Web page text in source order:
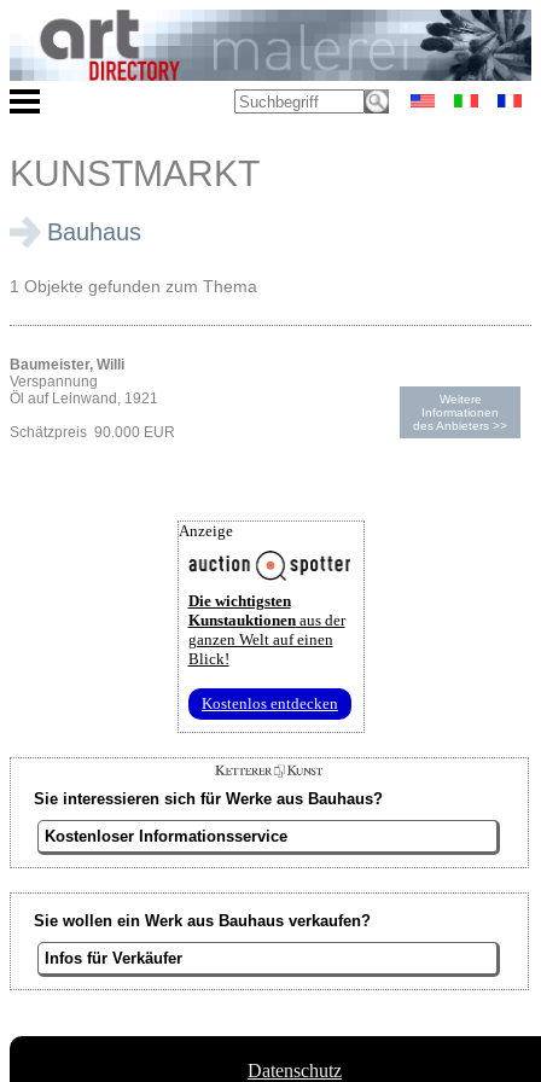
KUNSTMARKT
Bauhaus
1 Objekte gefunden zum Thema
Baumeister, Willi
Verspannung
Öl auf Leinwand, 1921
Schätzpreis 90.000 EUR
Weitere
Informationen
des Anbieters >>
Anzeige
Die wichtigsten
Kunstauktionenaus der
ganzen Welt auf einen
Blick!
Kostenlos entdecken
Sie interessieren sich für Werke aus Bauhaus?
Kostenloser Informationsservice
Sie wollen ein Werk aus Bauhaus verkaufen?
Infos für Verkäufer
Datenschutz